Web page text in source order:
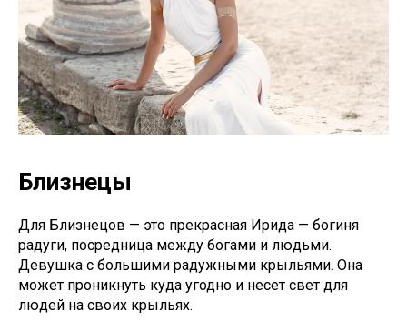
Близнецы
Для Близнецов — это прекрасная Ирида — богиня
радуги, посредница между богами и людьми.
Девушка с большими радужными крыльями. Она
может проникнуть куда угодно и несет свет для
людей на своих крыльях.